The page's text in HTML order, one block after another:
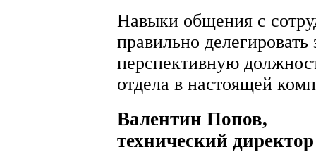
Навыки общения с
правильно
перспективную
отдела в настоящей
Валентин Попов,
технический директор